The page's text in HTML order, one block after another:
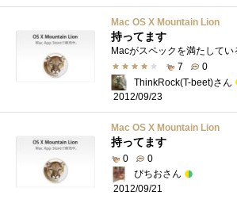
Mac OS X Mountain Lion
持ってます
7
0
ThinkRock(T-beet)さん
2012/09/23
Mac OS X Mountain Lion
持ってます
0
0
ぴちおさん
2012/09/21